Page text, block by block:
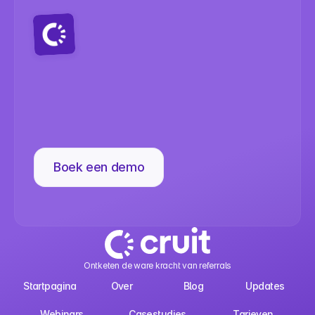
teverbeteren?
Boek een demo
Ontketen de ware kracht van referrals
Startpagina Over Blog Updates